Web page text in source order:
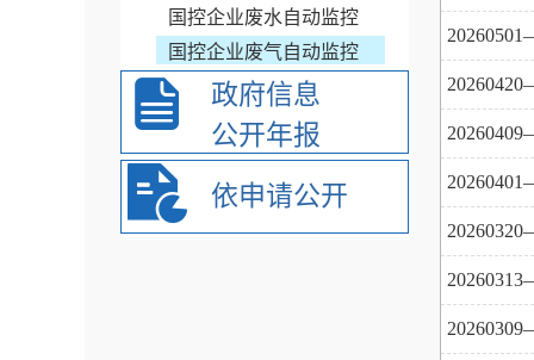
国控企业废水自动监控
国控企业废气自动监控
政府信息
公开年报
依申请公开